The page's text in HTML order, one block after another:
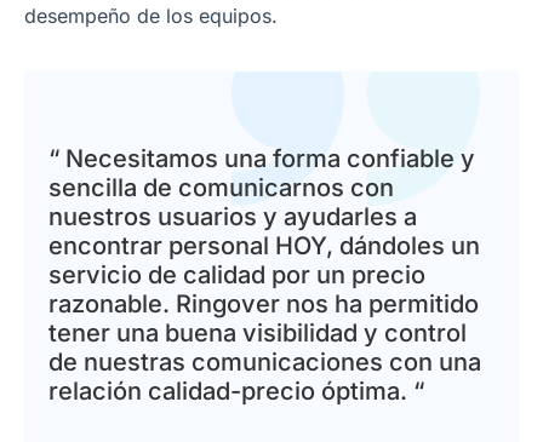
desempeño de los equipos.
“ Necesitamos una forma confiable y
sencilla de comunicarnos con
nuestros usuarios y ayudarles a
encontrar personal HOY, dándoles un
servicio de calidad por un precio
razonable. Ringover nos ha permitido
tener una buena visibilidad y control
de nuestras comunicaciones con una
relación calidad-precio óptima. “